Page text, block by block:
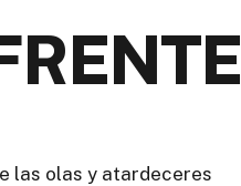
las olas y atardeceres